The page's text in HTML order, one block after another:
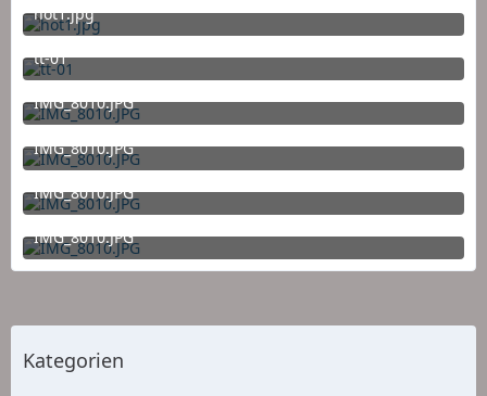
hot1.jpg
4. Oktober 2013 um 09:10
tt-01
5. September 2013 um 19:32
IMG_8010.JPG
28. August 2013 um 18:05
IMG_8010.JPG
28. August 2013 um 18:04
IMG_8010.JPG
28. August 2013 um 18:03
IMG_8010.JPG
27. August 2013 um 10:29
Kategorien